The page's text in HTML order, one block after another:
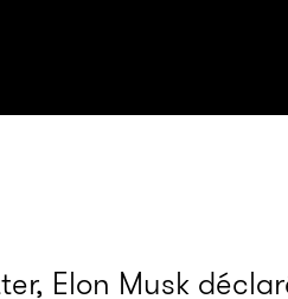
Elon Musk